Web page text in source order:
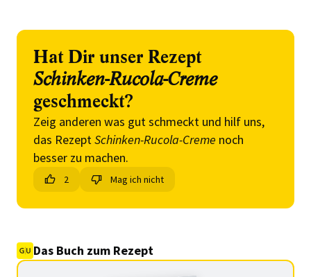
Hat Dir unser Rezept
Schinken-Rucola-Creme
geschmeckt?
Zeig anderen was gut schmeckt und hilf uns,
das RezeptSchinken-Rucola-Creme noch
besser zu machen.
2 Mag ich nicht
Das Buch zum Rezept